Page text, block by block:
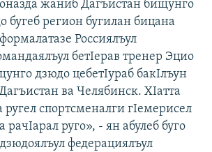
жаниб Дагъистан бищунго
бугеб регион бугилан бицана
Россиялъул
бетIерав тренер Эцио
дзюдо цебетIураб бакIлъун
ва Челябинск. ХIатта
спортсменалги гIемерисел
рачIарал руго», - ян абулеб буго
федерациялъул